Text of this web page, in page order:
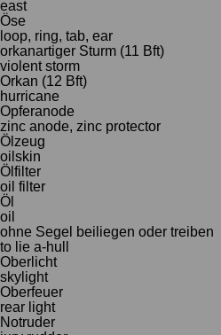
east
Öse
loop, ring, tab, ear
orkanartiger Sturm (11 Bft)
violent storm
Orkan (12 Bft)
hurricane
Opferanode
zinc anode, zinc protector
Ölzeug
oilskin
Ölfilter
oil filter
Öl
oil
ohne Segel beiliegen oder treiben
to lie a-hull
Oberlicht
skylight
Oberfeuer
rear light
Notruder